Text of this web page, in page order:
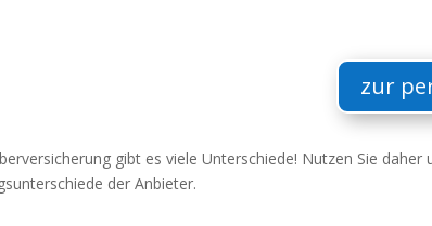
zur
gibt es viele Unterschiede! Nutzen Sie
der Anbieter.